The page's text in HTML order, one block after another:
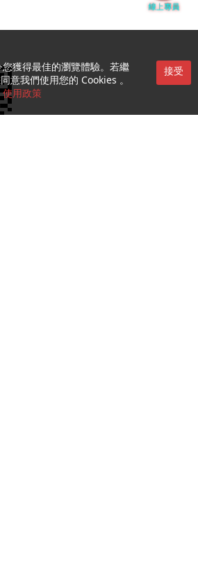
獲得最佳的瀏覽體驗。若繼
意我們使用您的 Cookies 。
使用政策
接受